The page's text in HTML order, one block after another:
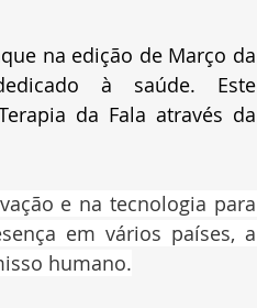
na edição de Março da
à saúde. Este
da Fala através da
e na tecnologia para
em vários países, a
humano.